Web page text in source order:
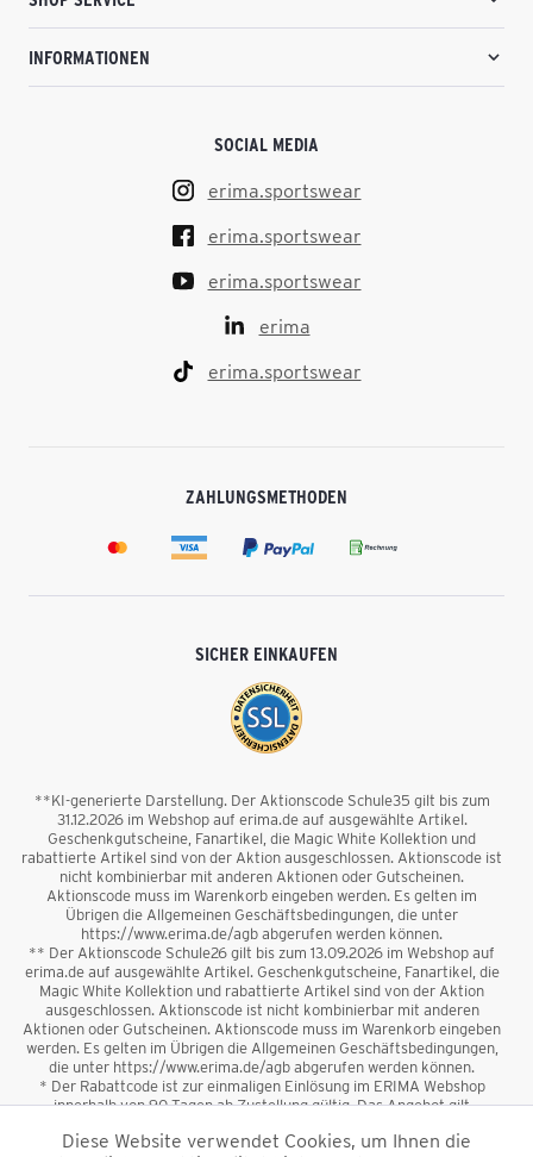
INFORMATIONEN
SOCIAL MEDIA
erima.sportswear
erima.sportswear
erima.sportswear
erima
erima.sportswear
ZAHLUNGSMETHODEN
SICHER EINKAUFEN
**KI-generierte Darstellung. Der Aktionscode Schule35 gilt bis zum
31.12.2026 im Webshop auf erima.de auf ausgewählte Artikel.
Geschenkgutscheine, Fanartikel, die Magic White Kollektion und
rabattierte Artikel sind von der Aktion ausgeschlossen. Aktionscode ist
nicht kombinierbar mit anderen Aktionen oder Gutscheinen.
Aktionscode muss im Warenkorb eingeben werden. Es gelten im
Übrigen die Allgemeinen Geschäftsbedingungen, die unter
https://www.erima.de/agb abgerufen werden können.
** Der Aktionscode Schule26 gilt bis zum 13.09.2026 im Webshop auf
erima.de auf ausgewählte Artikel. Geschenkgutscheine, Fanartikel, die
Magic White Kollektion und rabattierte Artikel sind von der Aktion
ausgeschlossen. Aktionscode ist nicht kombinierbar mit anderen
Aktionen oder Gutscheinen. Aktionscode muss im Warenkorb eingeben
werden. Es gelten im Übrigen die Allgemeinen Geschäftsbedingungen,
die unter https://www.erima.de/agb abgerufen werden können.
* Der Rabattcode ist zur einmaligen Einlösung im ERIMA Webshop
innerhalb von 90 Tagen ab Zustellung gültig. Das Angebot gilt
sowie Geschenkgutscheine sind vom Rabatt ausgeschlossen. Der
Diese Website verwendet Cookies, um Ihnen die